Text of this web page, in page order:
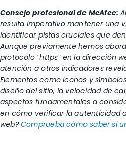
Consejo profesional de McAfee:
resulta imperativo mantener una
identificar pistas cruciales que
Aunque previamente hemos
protocolo “https” en la dirección
atención a otros indicadores
Elementos como iconos y
diseño del sitio, la velocidad de
aspectos fundamentales a
en cómo verificar la autenticidad
web? Comprueba cómo saber si